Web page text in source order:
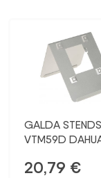
GALDA STENDS
VTM59D
20,79 €